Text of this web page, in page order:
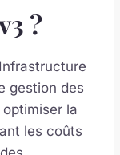
?
gestion des
la
les coûts